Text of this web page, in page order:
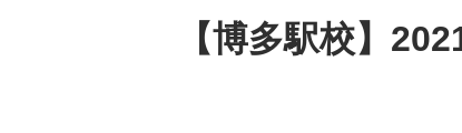
【博多駅校】